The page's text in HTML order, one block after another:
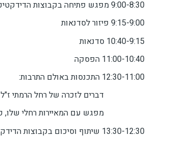
9:00-8:30 מפגש פתיחה בקבוצות הדידקטיקה
9:15-9:00 פיזור לסדנאות
10:40-9:15 סדנאות
11:00-10:40 הפסקה
12:30-11:00 התכנסות באולם התרבות:
דברים לזכרה של רחל הרמתי ז"ל
מפגש עם המאיירות רחלי שלו,
13:30-12:30 שיתוף וסיכום בקבוצות הדידקטיקה